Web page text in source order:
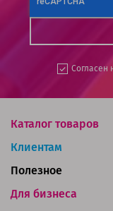
Согласен
Каталог товаров
Клиентам
Для бизнеса
Полезное